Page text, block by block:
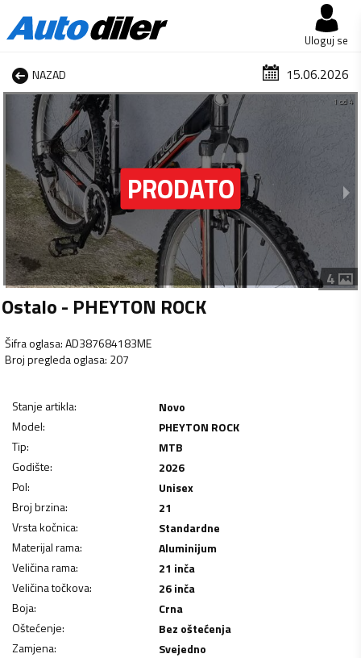
Uloguj se
NAZAD 15.06.2026
1 od 4
4
Ostalo - PHEYTON ROCK
Šifra oglasa:AD387684183ME
Broj pregleda oglasa: 207
Stanje artikla:
Novo
Model:
PHEYTON ROCK
Tip:
MTB
Godište:
2026
Pol:
Unisex
Broj brzina:
21
Vrsta kočnica:
Standardne
Materijal rama:
Aluminijum
Veličina rama:
21 inča
Veličina točkova:
26 inča
Boja:
Crna
Oštećenje:
Bez oštećenja
Zamjena: Svejedno